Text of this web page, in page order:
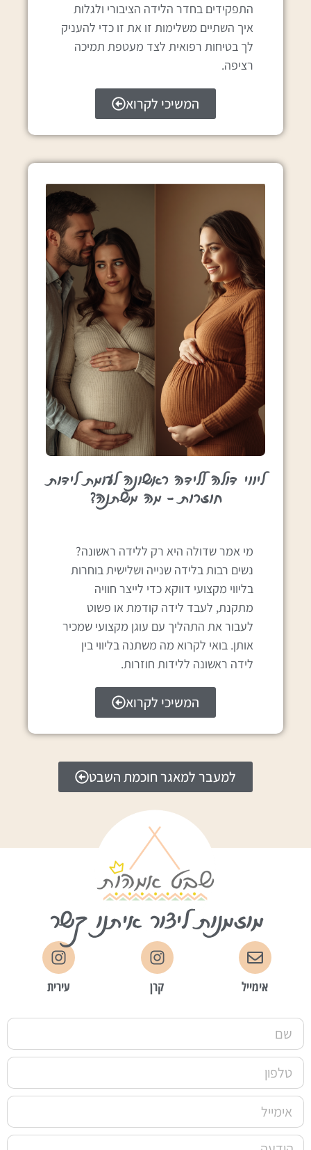
התפקידים בחדר הלידה הציבורי ולגלות
איך השתיים משלימות זו את זו כדי להעניק
לך בטיחות רפואית לצד מעטפת תמיכה
רציפה.
המשיכי לקרוא
ליווי דולה ללידה ראשונה לעומת לידות
חוזרות – מה משתנה?
מי אמר שדולה היא רק ללידה ראשונה?
נשים רבות בלידה שנייה ושלישית בוחרות
בליווי מקצועי דווקא כדי לייצר חוויה
מתקנת, לעבד לידה קודמת או פשוט
לעבור את התהליך עם עוגן מקצועי שמכיר
אותן. בואי לקרוא מה משתנה בליווי בין
לידה ראשונה ללידות חוזרות.
המשיכי לקרוא
למעבר למאגר חוכמת השבט
מוזמנות ליצור איתנו קשר
אימייל קרן עירית